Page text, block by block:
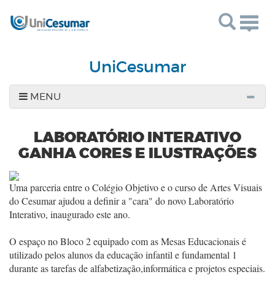
UniCesumar
MENU
LABORATÓRIO INTERATIVO
GANHA CORES E ILUSTRAÇÕES
Uma parceria entre o Colégio Objetivo e o curso de Artes Visuais
do Cesumar ajudou a definir a "cara" do novo Laboratório
Interativo, inaugurado este ano.
O espaço no Bloco 2 equipado com as Mesas Educacionais é
utilizado pelos alunos da educação infantil e fundamental 1
durante as tarefas de alfabetização,informática e projetos especiais.